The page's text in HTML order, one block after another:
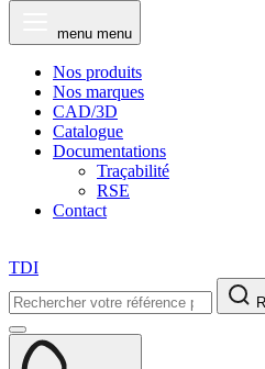
menu menu
Nos produits
Nos marques
CAD/3D
Catalogue
Documentations
Traçabilité
RSE
Contact
TDI